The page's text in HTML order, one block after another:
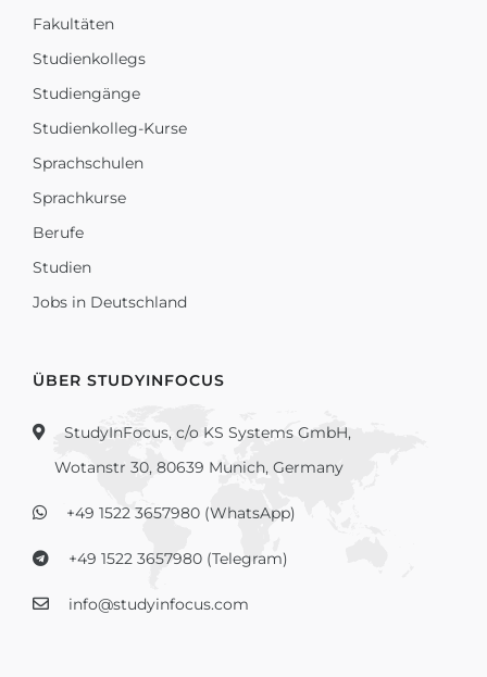
Fakultäten
Studienkollegs
Studiengänge
Studienkolleg-Kurse
Sprachschulen
Sprachkurse
Berufe
Studien
Jobs in Deutschland
ÜBER STUDYINFOCUS
StudyInFocus, c/o KS Systems GmbH,
Wotanstr 30, 80639 Munich, Germany
+49 1522 3657980 (WhatsApp)
+49 1522 3657980 (Telegram)
info@studyinfocus.com